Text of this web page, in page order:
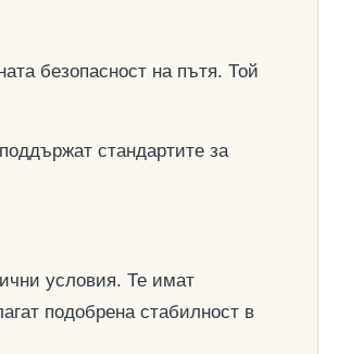
безопасност на пътя. Той
стандартите за
условия. Те имат
подобрена стабилност в